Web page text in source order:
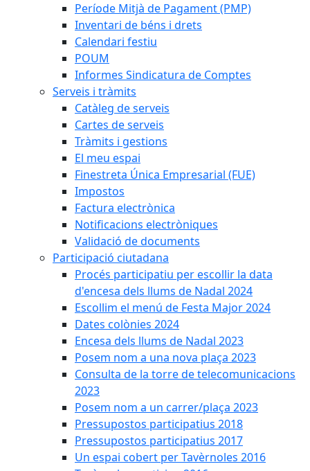
Període Mitjà de Pagament (PMP)
Inventari de béns i drets
Calendari festiu
POUM
Informes Sindicatura de Comptes
Serveis i tràmits
Catàleg de serveis
Cartes de serveis
Tràmits i gestions
El meu espai
Finestreta Única Empresarial (FUE)
Impostos
Factura electrònica
Notificacions electròniques
Validació de documents
Participació ciutadana
Procés participatiu per escollir la data
d'encesa dels llums de Nadal 2024
Escollim el menú de Festa Major 2024
Dates colònies 2024
Encesa dels llums de Nadal 2023
Posem nom a una nova plaça 2023
Consulta de la torre de telecomunicacions
2023
Posem nom a un carrer/plaça 2023
Pressupostos participatius 2018
Pressupostos participatius 2017
Un espai cobert per Tavèrnoles 2016